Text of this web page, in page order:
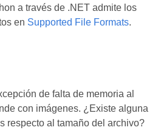
a través de .NET admite los
en Supported File Formats.
de falta de memoria al
con imágenes. ¿Existe alguna
respecto al tamaño del archivo?